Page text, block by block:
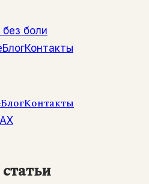
без боли
БлогКонтакты
БлогКонтакты